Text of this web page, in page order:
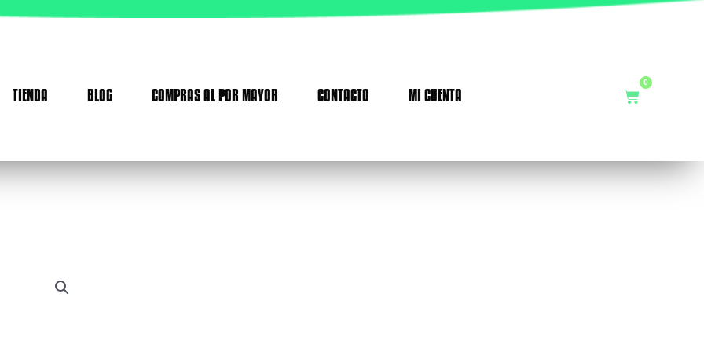
TIENDA BLOG COMPRAS AL POR MAYOR CONTACTO MI CUENTA
0
Cart